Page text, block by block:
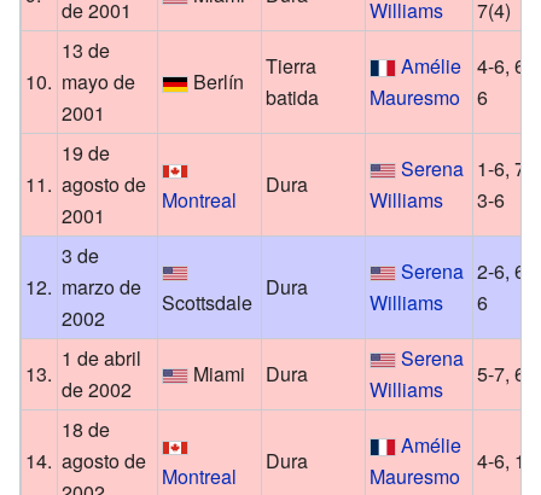
de 2001 Williams 7(4)
10.
13 de
mayo de
2001
Berlín
Tierra
batida
Amélie
Mauresmo
4-6, 6-
6
11.
19 de
agosto de
2001
Montreal
Dura
Serena
Williams
1-6, 7-
3-6
12.
3 de
marzo de
2002
Scottsdale
Dura
Serena
Williams
2-6, 6-
6
13.
1 de abril
de 2002
Miami Dura
Serena
Williams
5-7, 6-
14.
18 de
agosto de
Montreal
Dura
Amélie
Mauresmo
4-6, 1-